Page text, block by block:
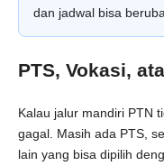
dan jadwal bisa
PTS, Vokasi,
Kalau jalur mandiri PTN
gagal. Masih ada PTS,
lain yang bisa dipilih